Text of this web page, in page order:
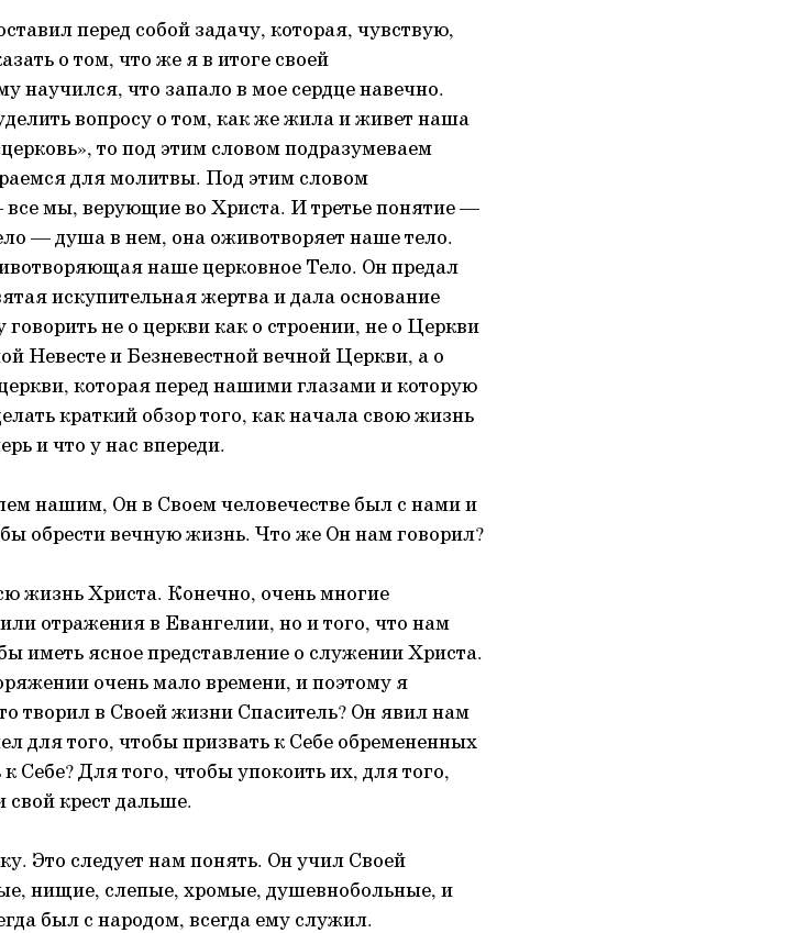
перед собой задачу, которая, чувствую,
о том, что же я в итоге своей
научился, что запало в мое сердце навечно.
вопросу о том, как же жила и живет наша
то под этим словом подразумеваем
для молитвы. Под этим словом
мы, верующие во Христа. И третье понятие —
— душа в нем, она оживотворяет наше тело.
наше церковное Тело. Он предал
искупительная жертва и дала основание
не о церкви как о строении, не о Церкви
Невесте и Безневестной вечной Церкви, а о
которая перед нашими глазами и которую
краткий обзор того, как начала свою жизнь
и что у нас впереди.
нашим, Он в Своем человечестве был с нами и
обрести вечную жизнь. Что же Он нам говорил?
жизнь Христа. Конечно, очень многие
отражения в Евангелии, но и того, что нам
иметь ясное представление о служении Христа.
очень мало времени, и поэтому я
творил в Своей жизни Спаситель? Он явил нам
для того, чтобы призвать к Себе обремененных
Себе? Для того, чтобы упокоить их, для того,
крест дальше.
Это следует нам понять. Он учил Своей
нищие, слепые, хромые, душевнобольные, и
был с народом, всегда ему служил.